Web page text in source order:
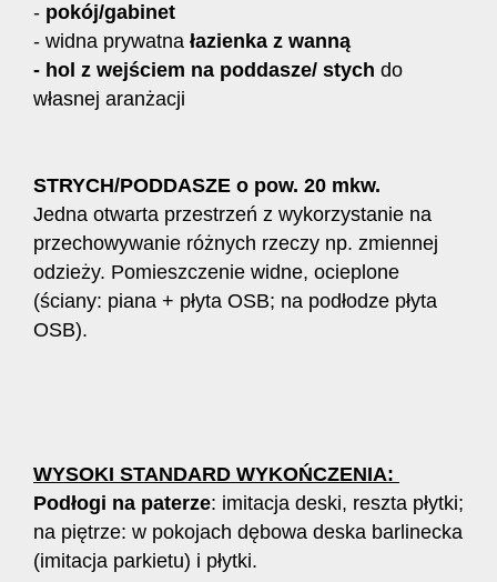
- pokój/gabinet
- widna prywatna łazienka z wanną
- hol z wejściem na poddasze/ stych do
własnej aranżacji
STRYCH/PODDASZE o pow. 20 mkw.
Jedna otwarta przestrzeń z wykorzystanie na
przechowywanie różnych rzeczy np. zmiennej
odzieży. Pomieszczenie widne, ocieplone
(ściany: piana + płyta OSB; na podłodze płyta
OSB).
WYSOKI STANDARD WYKOŃCZENIA:
Podłogi na paterze: imitacja deski, reszta płytki;
na piętrze: w pokojach dębowa deska barlinecka
(imitacja parkietu) i płytki.